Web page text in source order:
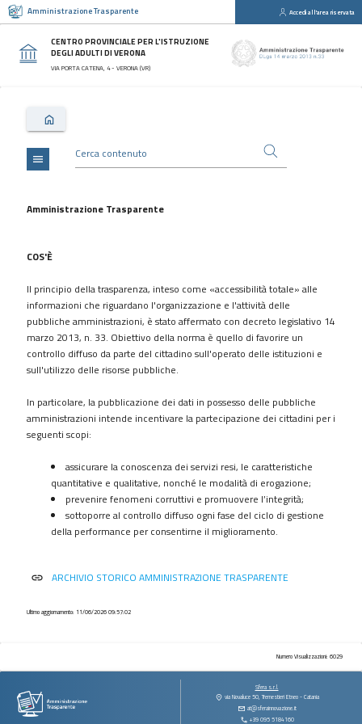
Amministrazione Trasparente Accedi all'area riservata
CENTRO PROVINCIALE PER L'ISTRUZIONE
DEGLI ADULTI DI VERONA
VIA PORTA CATENA, 4 - VERONA (VR)
Sezioni
Disposizioni
Generali
Consulenti
collaboratori
Bandi
Performance
Enti
controllati
Attività
e
procedimenti
Controlli
sulle
contratti
contributi
vantaggi
immobili
e
menu
Amministrazione Trasparente
COS'È
Il principio della trasparenza, inteso come «accessibilità totale» alle
informazioni che riguardano l'organizzazione e l'attività delle
pubbliche amministrazioni, è stato affermato con decreto legislativo 14
marzo 2013, n. 33. Obiettivo della norma è quello di favorire un
controllo diffuso da parte del cittadino sull'operato delle istituzioni e
sull'utilizzo delle risorse pubbliche.
In particolare, la pubblicazione dei dati in possesso delle pubbliche
amministrazioni intende incentivare la partecipazione dei cittadini per i
seguenti scopi:
assicurare la conoscenza dei servizi resi, le caratteristiche
quantitative e qualitative, nonché le modalità di erogazione;
prevenire fenomeni corruttivi e promuovere l’integrità;
sottoporre al controllo diffuso ogni fase del ciclo di gestione
della performance per consentirne il miglioramento.
link ARCHIVIO STORICO AMMINISTRAZIONE TRASPARENTE
Ultimo aggiornamento: 11/06/2026 09:57:02
Numero Visualizzazioni: 6029
Sfera s.r.l.
via Novaluce 50, Tremestieri Etneo - Catania
at@sferainnovazione.it
+39 095 5184160